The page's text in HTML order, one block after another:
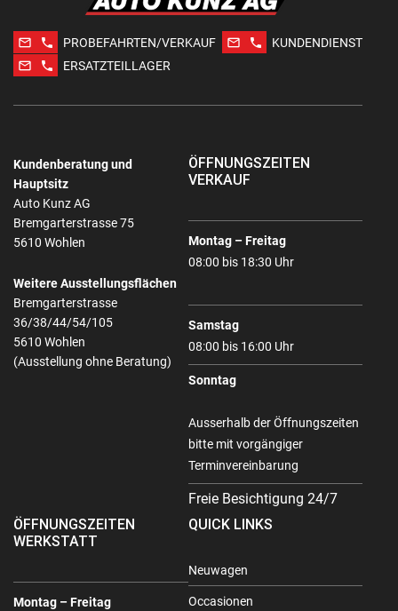
mail_outline phone PROBEFAHRTEN/VERKAUF mail_outline phone
KUNDENDIENST
mail_outline
phone ERSATZTEILLAGER
Kundenberatung und
Hauptsitz
Auto Kunz AG
Bremgarterstrasse 75
5610 Wohlen
Weitere Ausstellungsflächen
Bremgarterstrasse
36/38/44/54/105
5610 Wohlen
(Ausstellung ohne Beratung)
ÖFFNUNGSZEITEN
VERKAUF
Montag – Freitag
08:00 bis 18:30 Uhr
Samstag
08:00 bis 16:00 Uhr
Sonntag
Ausserhalb der Öffnungszeiten
bitte mit vorgängiger
Terminvereinbarung
Freie Besichtigung 24/7
ÖFFNUNGSZEITEN
WERKSTATT
Montag – Freitag
QUICK LINKS
Neuwagen
Occasionen